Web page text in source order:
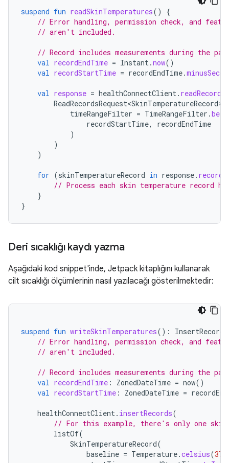
suspend fun readSkinTemperatures()
{
// Error handling, permission check, and
// aren't included.
// Record includes measurements during the
val recordEndTime = Instant.now()
val recordStartTime = recordEndTime.
val response = healthConnectClient. readRecords
ReadRecordsRequest<SkinTemperatureRecord>
timeRangeFilter = TimeRangeFilter .
recordStartTime,
recordEndTime
)
)
)
for (skinTemperatureRecord in response. records
// Process each skin temperature record
}
}
Deri sıcaklığı kaydı yazma
Aşağıdaki kod snippet'inde, Jetpack kitaplığını kullanarak
cilt sıcaklığı ölçümlerinin nasıl yazılacağı gösterilmektedir:
suspend fun writeSkinTemperatures():
// Error handling, permission check, and
// aren't included.
// Record includes measurements during the
val recordEndTime : ZonedDateTime = now()
val recordStartTime : ZonedDateTime =
healthConnectClient. insertRecords(
// For this example, there's only one skin
listOf(
SkinTemperatureRecord(
baseline = Temperature.celsius(